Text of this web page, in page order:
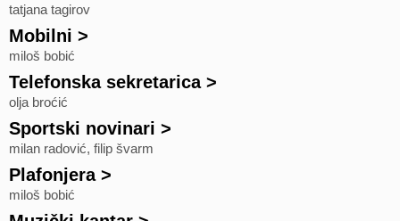
tatjana tagirov
Mobilni >
miloš bobić
Telefonska sekretarica>
olja broćić
Sportski novinari >
milan radović, filip švarm
Plafonjera>
miloš bobić